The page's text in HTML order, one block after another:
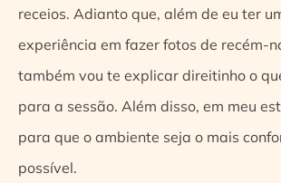
receios. Adianto que, além de eu ter
experiência em fazer fotos de recém-
também vou te explicar direitinho o
para a sessão. Além disso, em meu
para que o ambiente seja o mais
possível.